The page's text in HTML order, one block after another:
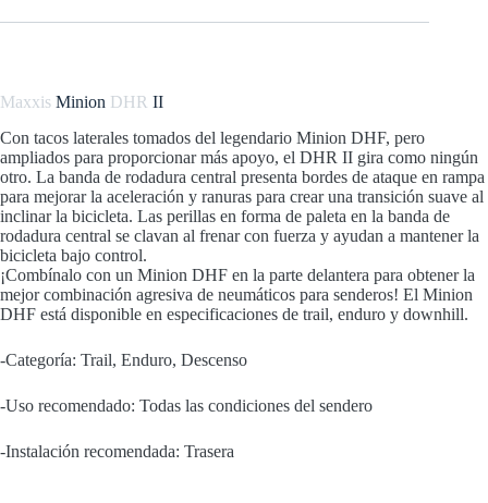
Maxxis Minion DHR II
Con tacos laterales tomados del legendario Minion DHF, pero
ampliados para proporcionar más apoyo, el DHR II gira como ningún
otro. La banda de rodadura central presenta bordes de ataque en rampa
para mejorar la aceleración y ranuras para crear una transición suave al
inclinar la bicicleta. Las perillas en forma de paleta en la banda de
rodadura central se clavan al frenar con fuerza y ayudan a mantener la
bicicleta bajo control.
¡Combínalo con un Minion DHF en la parte delantera para obtener la
mejor combinación agresiva de neumáticos para senderos! El Minion
DHF está disponible en especificaciones de trail, enduro y downhill.
-Categoría: Trail, Enduro, Descenso
-Uso recomendado: Todas las condiciones del sendero
-Instalación recomendada: Trasera